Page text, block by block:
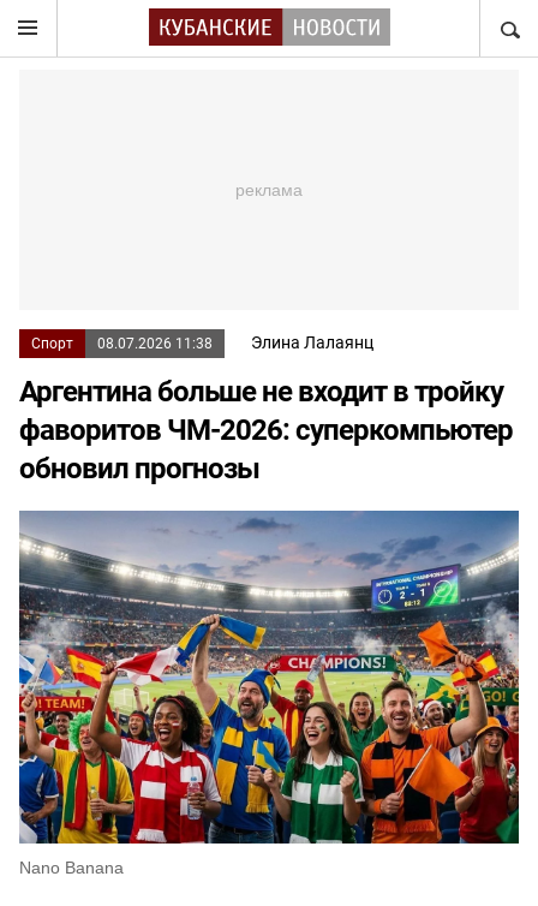
Спорт 08.07.2026 11:38 Элина Лалаянц
Аргентина больше не входит в тройку
фаворитов ЧМ-2026: суперкомпьютер
обновил прогнозы
Nano Banana